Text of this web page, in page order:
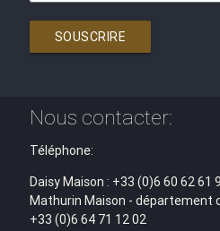
SOUSCRIRE
Nous contacter:
Téléphone:
Daisy Maison : +33 (0)6 60 62 61
Mathurin Maison - département
+33 (0)6 64 71 12 02